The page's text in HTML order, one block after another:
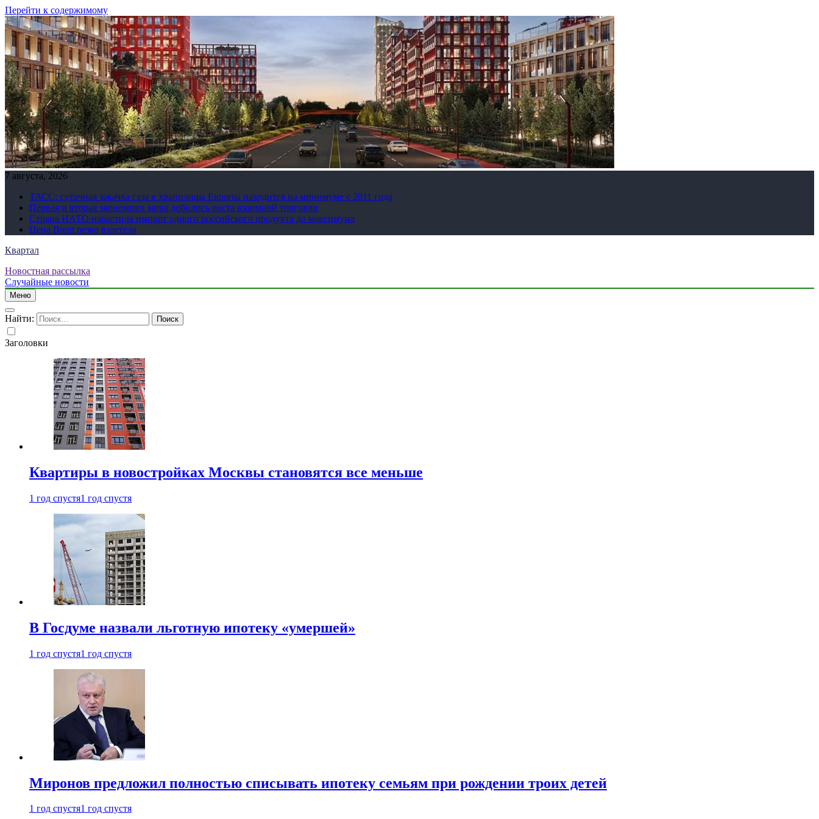
Перейти к содержимому
7 августа, 2026
ТАСС: суточная закачка газа в хранилища Европы находится на минимуме с 2011 года
Первая и вторая экономики мира добились роста взаимной торговли
Страна НАТО нарастила импорт одного российского продукта до максимума
Цена Brent резко взлетела
Квартал
Новостная рассылка
Случайные новости
Меню
Найти:
Заголовки
Квартиры в новостройках Москвы становятся все меньше
1 год спустя1 год спустя
В Госдуме назвали льготную ипотеку «умершей»
1 год спустя1 год спустя
Миронов предложил полностью списывать ипотеку семьям при рождении троих детей
1 год спустя1 год спустя